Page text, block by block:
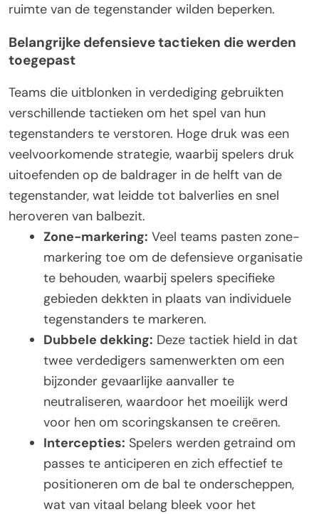
ruimte van de tegenstander wilden beperken.
Belangrijke defensieve tactieken die werden
toegepast
Teams die uitblonken in verdediging gebruikten
verschillende tactieken om het spel van hun
tegenstanders te verstoren. Hoge druk was een
veelvoorkomende strategie, waarbij spelers druk
uitoefenden op de baldrager in de helft van de
tegenstander, wat leidde tot balverlies en snel
heroveren van balbezit.
Zone-markering: Veel teams pasten zone-
markering toe om de defensieve organisatie
te behouden, waarbij spelers specifieke
gebieden dekkten in plaats van individuele
tegenstanders te markeren.
Dubbele dekking: Deze tactiek hield in dat
twee verdedigers samenwerkten om een
bijzonder gevaarlijke aanvaller te
neutraliseren, waardoor het moeilijk werd
voor hen om scoringskansen te creëren.
Intercepties: Spelers werden getraind om
passes te anticiperen en zich effectief te
positioneren om de bal te onderscheppen,
wat van vitaal belang bleek voor het